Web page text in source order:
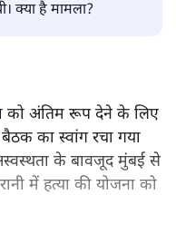
क्या है मामला?
को अंतिम रूप देने के लिए
का स्वांग रचा गया
के बावजूद मुंबई से
में हत्या की योजना को